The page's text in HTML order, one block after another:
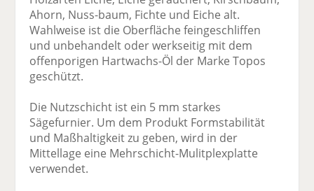
Ahorn, Nuss-baum, Fichte und Eiche alt.
Wahlweise ist die Oberfläche feingeschliffen
und unbehandelt oder werkseitig mit dem
offenporigen Hartwachs-Öl der Marke Topos
geschützt.
Die Nutzschicht ist ein 5 mm starkes
Sägefurnier. Um dem Produkt Formstabilität
und Maßhaltigkeit zu geben, wird in der
Mittellage eine Mehrschicht-Mulitplexplatte
verwendet.